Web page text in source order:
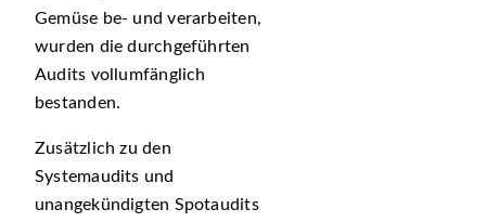
Gemüse be- und verarbeiten,
wurden die durchgeführten
Audits vollumfänglich
bestanden.
Zusätzlich zu den
Systemaudits und
unangekündigten Spotaudits